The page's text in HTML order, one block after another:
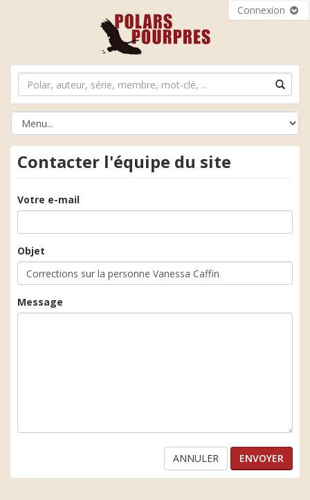
Connexion
Contacter l'équipe du site
Votre e-mail
Objet
Message
ANNULER